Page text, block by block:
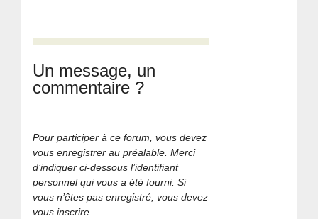
Un message, un
commentaire ?
Pour participer à ce forum, vous devez
vous enregistrer au préalable. Merci
d’indiquer ci-dessous l’identifiant
personnel qui vous a été fourni. Si
vous n’êtes pas enregistré, vous devez
vous inscrire.